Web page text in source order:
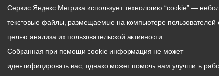
Сервис Яндекс Метрика использует технологию “cookie” —
текстовые файлы, размещаемые на компьютере пользователей
целью анализа их пользовательской активности.
Собранная при помощи cookie информация не может
идентифицировать вас, однако может помочь нам улучшить